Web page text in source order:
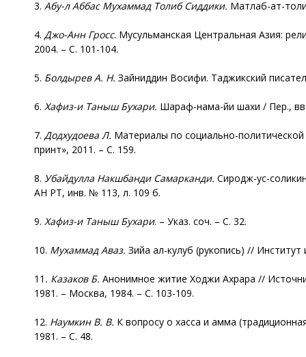
3. Абу-л Аббас Мухаммад Толиб Сиддики. Матлаб-ат-
4. Джо-Анн Гросс. Мусульманская Центральная Азия:
2004. – С. 101-104.
5. Болдырев А. Н. Зайниддин Восифи. Таджикский
6. Хафиз-и Таныш Бухари. Шараф-нама-йи шахи / Пер.,
7. Додхудоева Л. Материалы по социально-
принт», 2011. – С. 159.
8. Убайдулла Накшбанди Самарканди. Сиродж-ус-
АН РТ, инв. № 113, л. 109 б.
9. Хафиз-и Таныш Бухари. – Указ. соч. – С. 32.
10. Мухаммад Аваз. Зийа ал-кулуб (рукопись) //
11 . Казаков Б. Анонимное житие Ходжи Ахрара //
1981. – Москва, 1984. – С. 103-109.
12. НаумкинВ. В. К вопросу о хасса и амма
1981. – С. 48.